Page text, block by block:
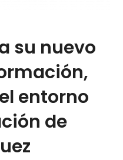
su nuevo
entorno
de